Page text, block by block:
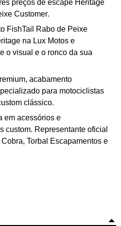
preços de escape Heritage
Customer.
FishTail Rabo de Peixe
na Lux Motos e
o visual e o ronco da sua
acabamento
para motociclistas
clássico.
em acessórios e
custom. Representante oficial
Torbal Escapamentos e